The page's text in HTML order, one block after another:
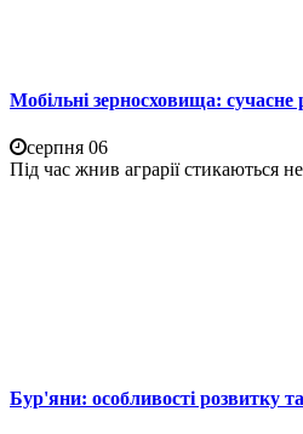
Мобільні зерносховища:
серпня 06
Під час жнив аграрії стикаються
Бур'яни: особливості розвитку